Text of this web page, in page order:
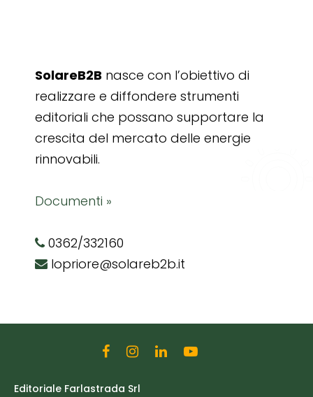
SolareB2B nasce con l’obiettivo di
realizzare e diffondere strumenti
editoriali che possano supportare la
crescita del mercato delle energie
rinnovabili.
Documenti »
0362/332160
lopriore@solareb2b.it
Editoriale Farlastrada Srl